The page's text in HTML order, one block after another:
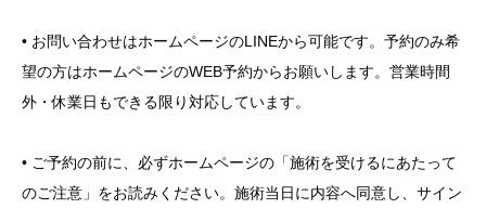
• お問い合わせはホームページのLINEから可能です。予約のみ希
望の方はホームページのWEB予約からお願いします。営業時間
外・休業日もできる限り対応しています。
• ご予約の前に、必ずホームページの「施術を受けるにあたって
のご注意」をお読みください。施術当日に内容へ同意し、サイン